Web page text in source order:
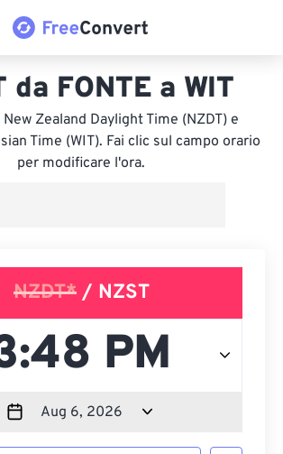
da FONTE a WIT
Zealand Daylight Time (NZDT) e
Time (WIT). Fai clic sul campo orario
per modificare l'ora.
NZDT*/ NZST